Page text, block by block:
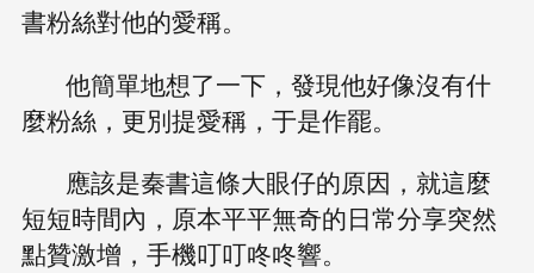
書粉絲對他的愛稱。
他簡單地想了一下，發現他好像沒有什
麼粉絲，更別提愛稱，于是作罷。
應該是秦書這條大眼仔的原因，就這麼
短短時間內，原本平平無奇的日常分享突然
點贊激增，手機叮叮咚咚響。